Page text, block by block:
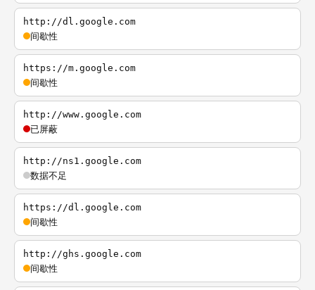
http://dl.google.com
间歇性
https://m.google.com
间歇性
http://www.google.com
已屏蔽
http://ns1.google.com
数据不足
https://dl.google.com
间歇性
http://ghs.google.com
间歇性